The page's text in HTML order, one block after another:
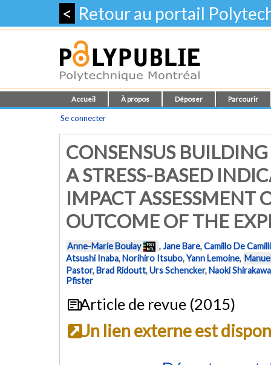
< Retour au portail
Accueil À propos Déposer Parcourir
Se connecter
CONSENSUS
A STRESS-BASED
IMPACT ASSESSMENT
OUTCOME OF THE
Anne-Marie Boulay ,Jane Bare,Camillo De
Atsushi Inaba,Norihiro Itsubo,Yann Lemoine,
Pastor,Brad Ridoutt,Urs Schencker,Naoki Shirakawa
Pfister
Article de revue (2015)
Un lien externe est